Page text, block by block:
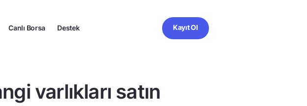
Canlı Borsa Destek Kayıt Ol
varlıkları satın